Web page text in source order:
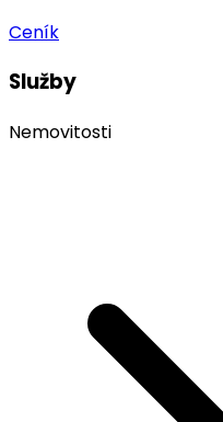
Ceník
Služby
Nemovitosti